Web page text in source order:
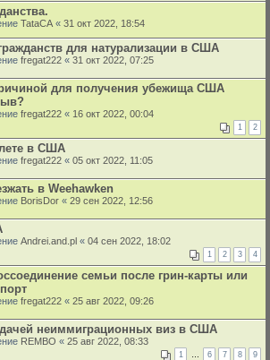
TataCA « 31 окт 2022, 18:54
для натурализации в США
fregat222 « 31 окт 2022, 07:25
для получения убежища США
fregat222 « 16 окт 2022, 00:04
1 2
в США
fregat222 « 05 окт 2022, 11:05
в Weehawken
BorisDor « 29 сен 2022, 12:56
Andrei.and.pl « 04 сен 2022, 18:02
1 2 3 4
семьи после грин-карты или
fregat222 « 25 авг 2022, 09:26
неиммиграционных виз в США
REMBO « 25 авг 2022, 08:33
1 … 6 7 8 9